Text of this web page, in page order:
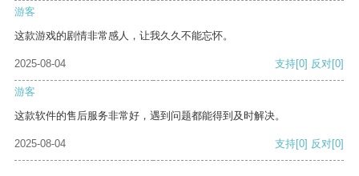
游客
这款游戏的剧情非常感人，让我久久不能忘怀。
2025-08-04 支持[0] 反对[0]
游客
这款软件的售后服务非常好，遇到问题都能得到及时解决。
2025-08-04 支持[0] 反对[0]